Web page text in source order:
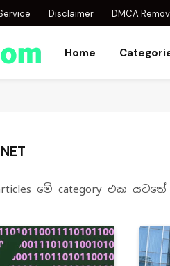
Disclaimer DMCA
Home
‌‌මේ category එක